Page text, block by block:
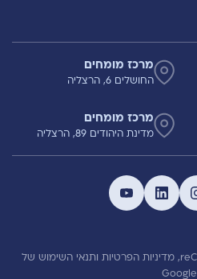
מרכז מומחים
החושלים 6, הרצליה
מרכז מומחים
מדינת היהודים 89, הרצליה
מדיניות הפרטיות ותנאי השימוש של
Google